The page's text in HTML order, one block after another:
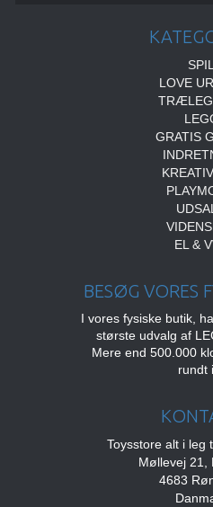
SPIL
LOVE
GRATIS
EL &
BESØG VORES
I vores fysiske butik,
største udvalg af
Mere end 500.000
rundt
Toysstore alt i leg
Møllevej 21,
4683